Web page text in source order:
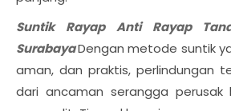
Suntik Rayap Anti Rayap
SurabayaDengan metode suntik
aman, dan praktis, perlindungan
dari ancaman serangga perusak